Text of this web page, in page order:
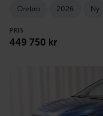
Örebro 2026 Ny
PRIS
449 750 kr